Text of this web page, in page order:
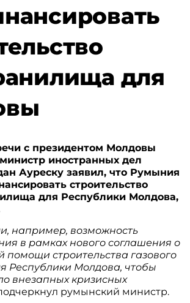
для
с президентом Молдовы
иностранных дел
Ауреску заявил, что Румыния
строительство
для Республики Молдова,
например, возможность
в рамках нового соглашения о
помощи строительства газового
Республики Молдова, чтобы
внезапных кризисных
румынский министр.